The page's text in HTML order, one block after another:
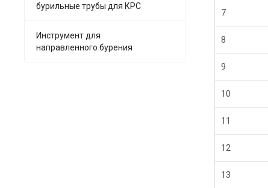
7
8
9
10
11
12
13
бурильные трубы для КРС
Инструмент для
направленного бурения